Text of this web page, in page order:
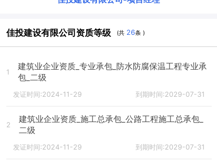
佳投建设有限公司资质等级 (共 26条 )
1
建筑业企业资质_专业承包_防水防腐保温工程专业承
包_二级
发证时间:2024-11-29 到期时间:2029-07-31
2
建筑业企业资质_施工总承包_公路工程施工总承包_
二级
发证时间:2024-11-29 到期时间:2029-07-31